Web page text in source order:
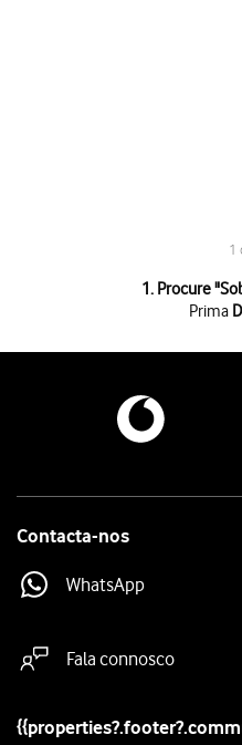
1
1. Procure "
Prima
PrimaSobre o telemóvel.
Contacta-nos
WhatsApp
Fala connosco